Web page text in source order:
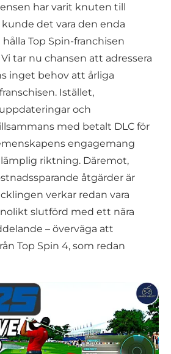
har varit knuten till
det vara den enda
Top Spin-franchisen
tar nu chansen att adressera
inget behov att årliga
Istället,
och
med betalt DLC för
engagemang
riktning. Däremot,
åtgärder är
verkar redan vara
slutförd med ett nära
– överväga att
Top Spin 4, som redan